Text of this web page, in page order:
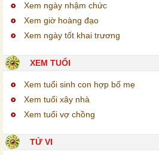
Xem ngày nhậm chức
Xem giờ hoàng đạo
Xem ngày tốt khai trương
XEM TUỔI
Xem tuổi sinh con hợp bố mẹ
Xem tuổi xây nhà
Xem tuổi vợ chồng
TỬ VI